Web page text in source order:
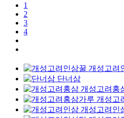
1
2
3
4
개성고려
단너삼
개성고려홍
개성고
개성고려인